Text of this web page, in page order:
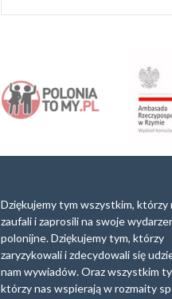
A
r
n
a
:
Dziękujemy tym wszystkim, którzy
zaufali i zaprosili na swoje
polonijne. Dziękujemy tym, którzy
zaryzykowali i zdecydowali się
nam wywiadów. Oraz wszystkim
którzy nas wspierają w rozmaity